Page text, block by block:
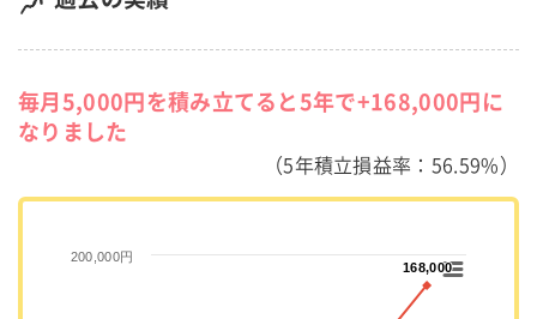
毎月5,000円を積み立てると5年で+168,000円に
なりました
（5年積立損益率：56.59%）
168,000
168,000
200,000円